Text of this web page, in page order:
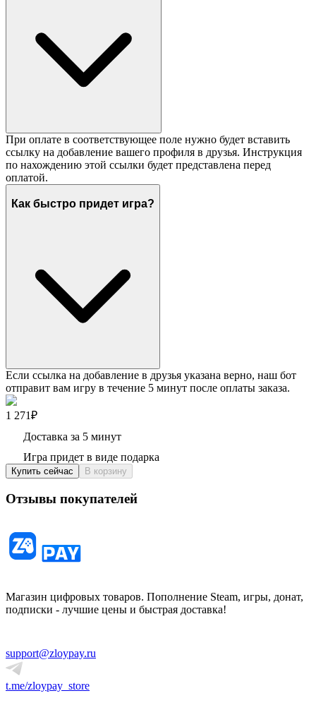
При оплате в соответствующее поле нужно будет вставить
ссылку на добавление вашего профиля в друзья. Инструкция
по нахождению этой ссылки будет представлена перед
оплатой.
Как быстро придет игра?
Если ссылка на добавление в друзья указана верно, наш бот
отправит вам игру в течение 5 минут после оплаты заказа.
1 271₽
Доставка за 5 минут
Игра придет в виде подарка
Купить сейчас В корзину
Отзывы покупателей
Магазин цифровых товаров. Пополнение Steam, игры, донат,
подписки - лучшие цены и быстрая доставка!
support@zloypay.ru
t.me/zloypay_store